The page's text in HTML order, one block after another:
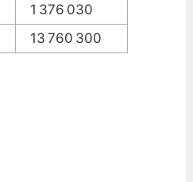
1 376 030
13 760 300